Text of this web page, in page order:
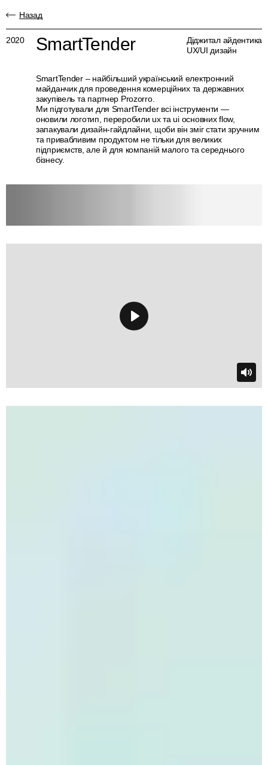
Назад
2020 SmartTender
Діджитал айдентика
UX/UI дизайн
SmartTender – найбільший український електронний
майданчик для проведення комерційних та державних
закупівель та партнер Prozorro.
Ми підготували для SmartTender всі інструменти —
оновили логотип, переробили ux та ui основних flow,
запакували дизайн-гайдлайни, щоби він зміг стати зручним
та привабливим продуктом не тільки для великих
підприємств, але й для компаній малого та середнього
бізнесу.